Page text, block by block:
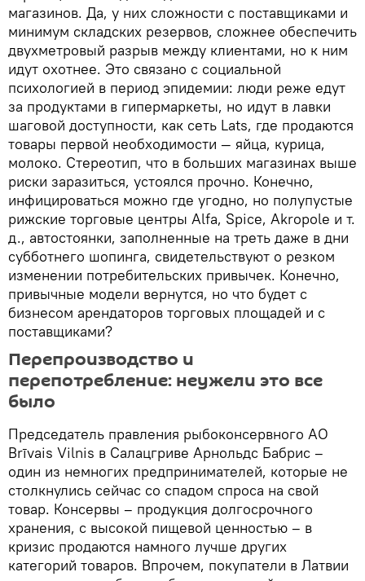
магазинов. Да, у них сложности с поставщиками и
минимум складских резервов, сложнее обеспечить
двухметровый разрыв между клиентами, но к ним
идут охотнее. Это связано с социальной
психологией в период эпидемии: люди реже едут
за продуктами в гипермаркеты, но идут в лавки
шаговой доступности, как сеть Lats, где продаются
товары первой необходимости — яйца, курица,
молоко. Стереотип, что в больших магазинах выше
риски заразиться, устоялся прочно. Конечно,
инфицироваться можно где угодно, но полупустые
рижские торговые центры Alfa, Spice, Akropole и т.
д., автостоянки, заполненные на треть даже в дни
субботнего шопинга, свидетельствуют о резком
изменении потребительских привычек. Конечно,
привычные модели вернутся, но что будет с
бизнесом арендаторов торговых площадей и с
поставщиками?
Перепроизводство и
перепотребление: неужели это все
было
Председатель правления рыбоконсервного АО
Brīvais Vilnis в Салацгриве Арнольдс Бабрис –
один из немногих предпринимателей, которые не
столкнулись сейчас со спадом спроса на свой
товар. Консервы – продукция долгосрочного
хранения, с высокой пищевой ценностью – в
кризис продаются намного лучше других
категорий товаров. Впрочем, покупатели в Латвии